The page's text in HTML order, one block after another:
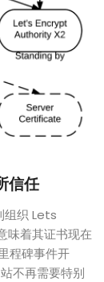
信任
组织 Lets
味着其证书现在
程碑事件开
不再需要特别